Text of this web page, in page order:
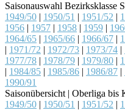
Saisonauswahl Bezirksklasse
1949/50 | 1950/51 | 1951/52 |
1956 | 1957 | 1958 | 1959 |
1964/65 | 1965/66 | 1966/67 |
| 1971/72 | 1972/73 | 1973/74 |
1977/78 | 1978/79 | 1979/80 |
| 1984/85 | 1985/86 | 1986/87 |
1990/91
Saisonübersicht | Oberliga
1949/50 | 1950/51 | 1951/52 |